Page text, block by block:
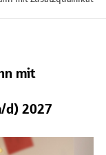
mit
d) 2027